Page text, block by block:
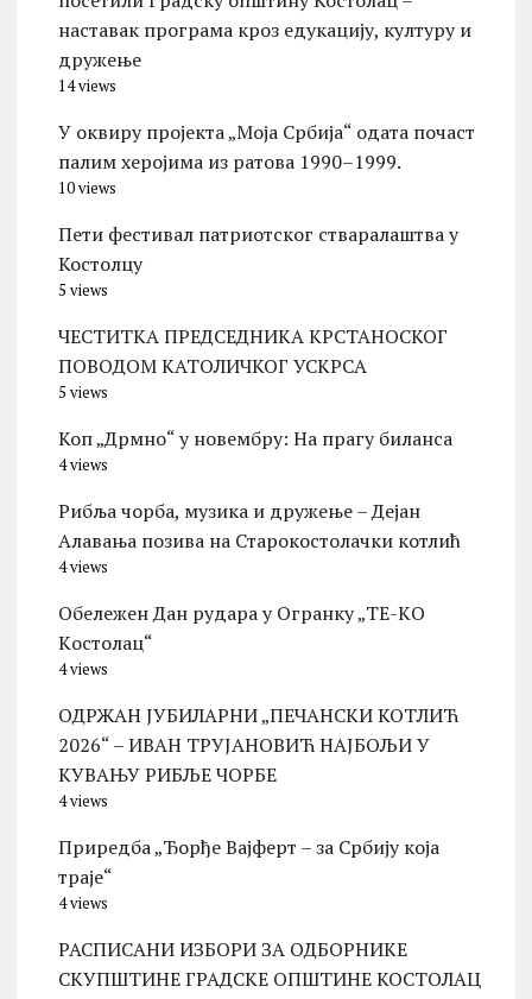
наставак програма кроз едукацију, културу и
дружење
14 views
У оквиру пројекта „Моја Србија“ одата почаст
палим херојима из ратова 1990–1999.
10 views
Пети фестивал патриотског стваралаштва у
Костолцу
5 views
ЧЕСТИТКА ПРЕДСЕДНИКА КРСТАНОСКОГ
ПОВОДОМ КАТОЛИЧКОГ УСКРСА
5 views
Коп „Дрмно“ у новембру: На прагу биланса
4 views
Рибља чорба, музика и дружење – Дејан
Алавања позива на Старокостолачки котлић
4 views
Обележен Дан рудара у Огранку „ТЕ-KО
Kостолац“
4 views
ОДРЖАН ЈУБИЛАРНИ „ПЕЧАНСКИ КОТЛИЋ
2026“ – ИВАН ТРУЈАНОВИЋ НАЈБОЉИ У
КУВАЊУ РИБЉЕ ЧОРБЕ
4 views
Приредба „Ђорђе Вајферт – за Србију која
траје“
4 views
РАСПИСАНИ ИЗБОРИ ЗА ОДБОРНИКЕ
СКУПШТИНЕ ГРАДСКЕ ОПШТИНЕ КОСТОЛАЦ